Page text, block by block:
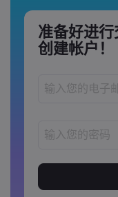
准备好进行
创建帐户！